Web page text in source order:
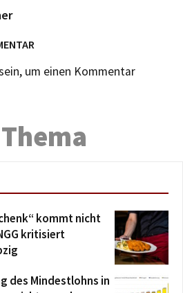
um einen Kommentar
kommt nicht
kritisiert
des Mindestlohns in